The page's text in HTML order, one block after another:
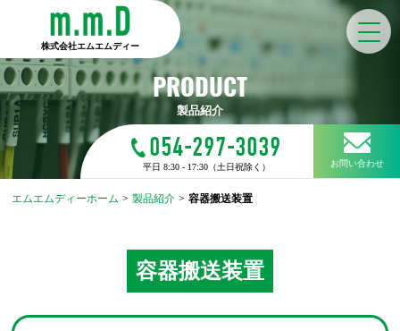
株式会社エムエムディー
製品紹介
PRODUCT
054-297-3039
平日 8:30 - 17:30（土日祝除く） お問い合わせ
エムエムディーホーム > 製品紹介 > 容器搬送装置
容器搬送装置